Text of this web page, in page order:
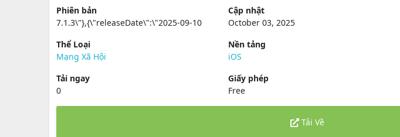
Phiên bản
7.1.3\"},{\"releaseDate\":\"2025-09-10
Cập nhật
October 03, 2025
Thể Loại
Mạng Xã Hội
Nền tảng
iOS
Tải ngay
0
Giấy phép
Free
Tải Về